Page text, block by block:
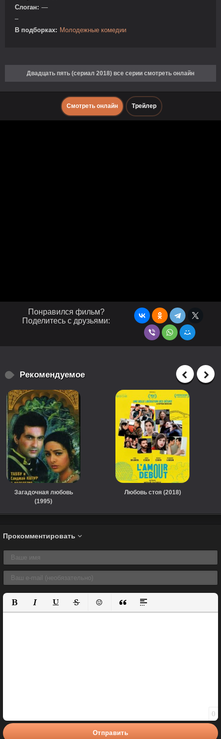
Слоган: —
–
В подборках: Молодежные комедии
Двадцать пять (сериал 2018) все серии смотреть онлайн
Смотреть онлайн Трейлер
Понравился фильм?
Поделитесь с друзьями:
Рекомендуемое
Загадочная любовь
(1995)
Любовь стоя (2018)
Прокомментировать
Полужирный
КурсивПодчеркнутый
ЗачеркнутыйВставить смайлик
Вставка цитаты
Вставка спойлера
0
Отправить